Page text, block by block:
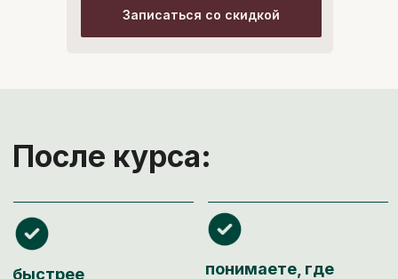
Записаться со скидкой